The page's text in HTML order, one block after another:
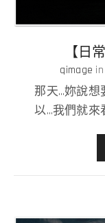
【日
qimage
那天…妳說想
以…我們就來